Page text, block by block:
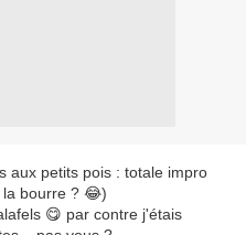
aux petits pois : totale impro
bourre ? 😂)
😋 par contre j'étais